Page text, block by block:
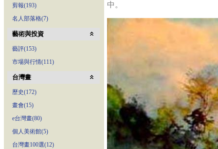
剪報(193)
名人部落格(7)
藝術與投資
藝評(153)
市場與行情(111)
台灣畫
歷史(172)
畫會(15)
e台灣畫(80)
個人美術館(5)
台灣畫100選(12)
中。